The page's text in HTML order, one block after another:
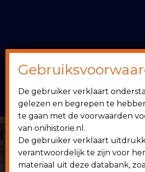
inhoud
sidebar
Rechts
onihistorie.nl
1949 -
De gebruiker verklaart
gelezen en begrepen te
te gaan met de voorwaarden
van onihistorie.nl.
De gebruiker verklaart
verantwoordelijk te zijn voor
materiaal uit deze databank,